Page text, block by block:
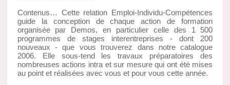
Contenus… Cette relation Emploi-Individu-Compétences
guide la conception de chaque action de formation
organisée par Demos, en particulier celle des 1 500
programmes de stages interentreprises - dont 200
nouveaux - que vous trouverez dans notre catalogue
2006. Elle sous-tend les travaux préparatoires des
nombreuses actions intra et sur mesure qui ont été mises
au point et réalisées avec vous et pour vous cette année.